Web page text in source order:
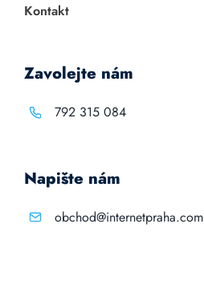
Kontakt
Zavolejte nám
792 315 084
Napište nám
obchod@internetpraha.com